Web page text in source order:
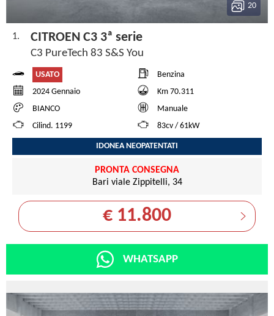
20
1. CITROEN C3 3ª serie
C3 PureTech 83 S&S You
USATO
Benzina
2024 Gennaio
Km 70.311
BIANCO
Manuale
Cilind. 1199
83cv / 61kW
IDONEA NEOPATENTATI
PRONTA CONSEGNA
Bari viale Zippitelli, 34
€ 11.800
WHATSAPP